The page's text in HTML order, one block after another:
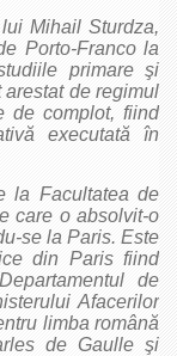
Mihail Sturdza,
Porto-Franco la
primare şi
de regimul
de complot, fiind
executată în
la Facultatea de
care o absolvit-o
se la Paris. Este
din Paris fiind
de
Afacerilor
limba română
de Gaulle şi